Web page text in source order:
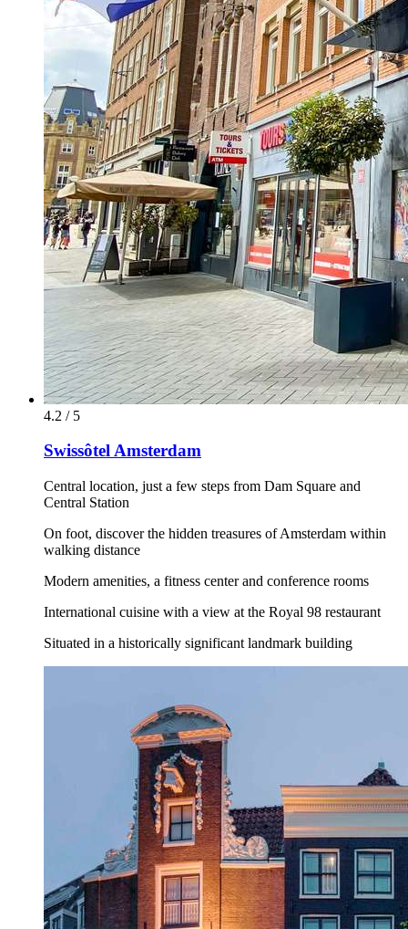
4.2 / 5
Swissôtel Amsterdam
Central location, just a few steps from Dam Square and
Central Station
On foot, discover the hidden treasures of Amsterdam within
walking distance
Modern amenities, a fitness center and conference rooms
International cuisine with a view at the Royal 98 restaurant
Situated in a historically significant landmark building